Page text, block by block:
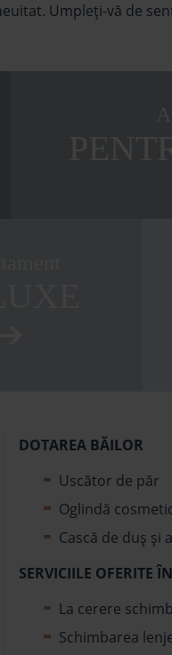
Umpleţi-vă de
DOTAREA BĂILOR
Uscător de păr
Oglindă
Cască de duș și
SERVICIILE OFERITE
La cerere
Schimbarea